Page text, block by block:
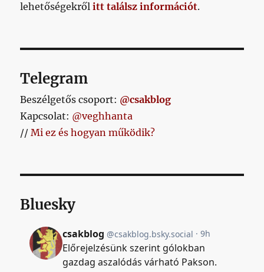
lehetőségekrőlitt találsz információt.
Telegram
Beszélgetős csoport: @csakblog
Kapcsolat: @veghhanta
//Mi ez és hogyan működik?
Bluesky